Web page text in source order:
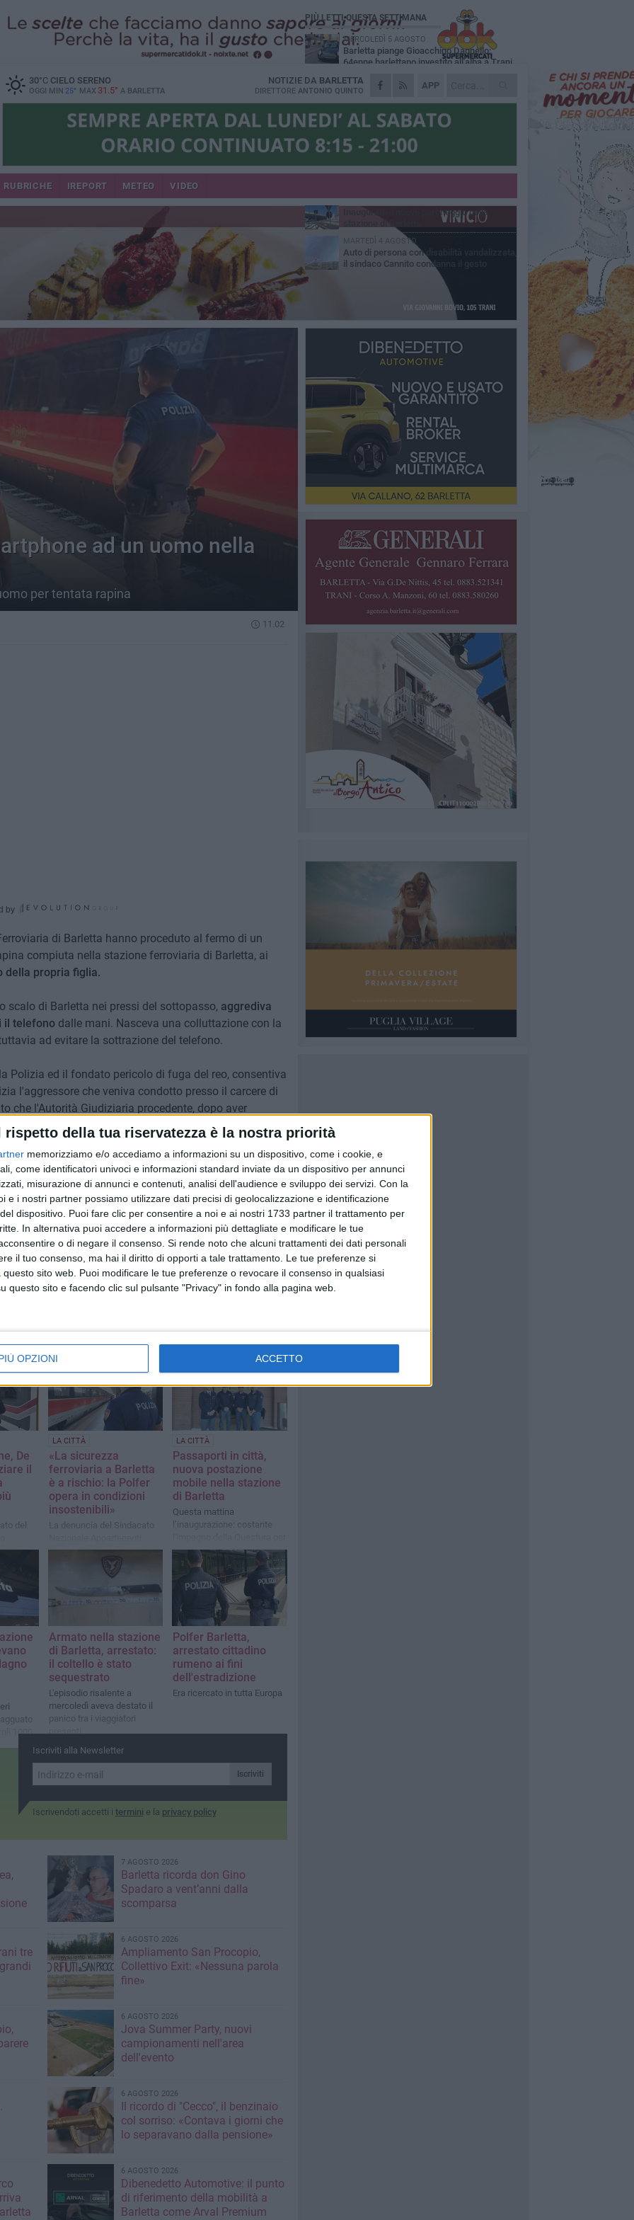
rispetto della tua riservatezza è la nostra priorità
memorizziamo e/o accediamo a informazioni su un dispositivo, come i cookie, e
come identificatori univoci e informazioni standard inviate da un dispositivo per annunci
misurazione di annunci e contenuti, analisi dell'audience e sviluppo dei servizi. Con la
e i nostri partner possiamo utilizzare dati precisi di geolocalizzazione e identificazione
dispositivo. Puoi fare clic per consentire a noi e ai nostri 1733 partner il trattamento per
In alternativa puoi accedere a informazioni più dettagliate e modificare le tue
o di negare il consenso. Si rende noto che alcuni trattamenti dei dati personali
il tuo consenso, ma hai il diritto di opporti a tale trattamento. Le tue preferenze si
sito web. Puoi modificare le tue preferenze o revocare il consenso in qualsiasi
questo sito e facendo clic sul pulsante "Privacy" in fondo alla pagina web.
OPZIONI ACCETTO
30°CCIELO SERENO
OGGI MIN 25° MAX 31.5° A BARLETTA
APP
NOTIZIE DA BARLETTA
DIRETTORE ANTONIO QUINTO
RUBRICHE IREPORT METEO VIDEO
ad un uomo nella
per tentata rapina
11.02
by
di Barletta hanno proceduto al fermo di un
compiuta nella stazione ferroviaria di Barletta, ai
della propria figlia.
scalo di Barletta nei pressi del sottopasso, aggrediva
il telefono dalle mani. Nasceva una colluttazione con la
ad evitare la sottrazione del telefono.
Polizia ed il fondato pericolo di fuga del reo, consentiva
l'aggressore che veniva condotto presso il carcere di
che l'Autorità Giudiziaria procedente, dopo aver
cautelare in carcere. Va precisato che la posizione
di Polizia è al vaglio dell'Autorità Giudiziaria e
colpevole sino alla eventuale pronunzia di una sentenza
De
il
del
LA CITTÀ
«La sicurezza
ferroviaria a Barletta
è a rischio: la Polfer
opera in condizioni
insostenibili»
La denuncia del Sindacato
Polizia
LA CITTÀ
Passaporti in città,
nuova postazione
mobile nella stazione
di Barletta
Questa mattina
l’inaugurazione: costante
rispondere alle esigenze dei
cittadini
1000
Armato nella stazione
di Barletta, arrestato:
il coltello è stato
sequestrato
L'episodio risalente a
mercoledì aveva destato il
panico tra i viaggiatori
presenti
Polfer Barletta,
arrestato cittadino
rumeno ai fini
dell'estradizione
Era ricercato in tutta Europa
Iscriviti alla Newsletter
Iscriviti
Iscrivendoti accetti i termini e la privacy policy
7 AGOSTO 2026
Barletta ricorda don Gino
Spadaro a vent’anni dalla
scomparsa
tre
6 AGOSTO 2026
Ampliamento San Procopio,
Collettivo Exit: «Nessuna parola
fine»
6 AGOSTO 2026
Jova Summer Party, nuovi
campionamenti nell'area
dell'evento
6 AGOSTO 2026
Il ricordo di "Cecco", il benzinaio
col sorriso: «Contava i giorni che
lo separavano dalla pensione»
6 AGOSTO 2026
Dibenedetto Automotive: il punto
di riferimento della mobilità a
Barletta come Arval Premium
PIÙ LETTI QUESTA SETTIMANA
MERCOLEDÌ 5 AGOSTO
Barletta piange Gioacchino Dagnello:
64enne barlettano investito all'alba a Trani
GIOVEDÌ 6 AGOSTO
Il ricordo di "Cecco", il benzinaio col
sorriso: «Contava i giorni che lo
separavano dalla pensione»
MERCOLEDÌ 5 AGOSTO
sopralluogo nell'area dell'evento
Beni confiscati alla mafia. Nasce il servizio
VENERDÌ 31 LUGLIO
Inaugurato il nuovo parcheggio nella
MARTEDÌ 4 AGOSTO
Auto di persona con disabilità vandalizzata,
il sindaco Cannito condanna il gesto